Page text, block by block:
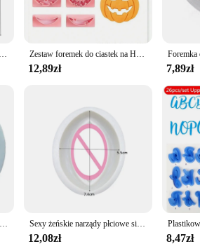
3D poliwęglanowa foremki do czekoladek kula diamentowe czekoladowe bomby batonik profesjonalne narzędzia do pieczenia ciasta cukiernicze Zestaw foremek do ciastek na Halloween Ghost Pumpkin Bat Skull Fondant Biscuit Molds DIY Baking Cake Decorating Tools for Halloween Party
12,89zł 7,89zł
Akcesoria do ciast fitness sportowy do treningów i ćwiczeń hantle silikonowe formy dekorowanie babeczek dekorowanie Gumpaste kremówka narzędzie do ciasta K272 Sexy żeńskie narządy płciowe silikonowe formy do formy do pieczenia babeczek narzędzi żywicznych narzędzia do dekorowania ciast masą cukrową
12,08zł 8,47zł